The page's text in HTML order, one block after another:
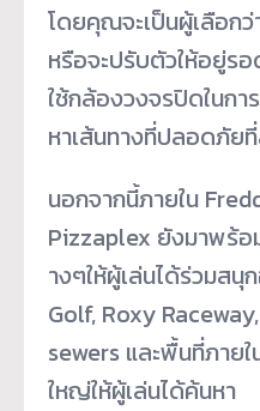
โดยคุณจะเป็นผู้เลือกว่
หรือจะปรับตัวให้อยู่ร
ใช้กล้องวงจรปิดในกา
หาเส้นทางที่ปลอดภัย
นอกจากนี้ภายใน
Pizzaplex ยังมาพร้อ
างๆให้ผู้เล่นได้ร่วมสนุ
Golf, Roxy
sewers และพื้นที่ภาย
ใหญ่ให้ผู้เล่นได้ค้นหา